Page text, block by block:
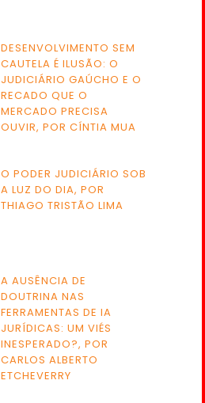
DESENVOLVIMENTO SEM
CAUTELA É ILUSÃO: O
JUDICIÁRIO GAÚCHO E O
RECADO QUE O
MERCADO PRECISA
OUVIR, POR CÍNTIA MUA
O PODER JUDICIÁRIO SOB
A LUZ DO DIA, POR
THIAGO TRISTÃO LIMA
A AUSÊNCIA DE
DOUTRINA NAS
FERRAMENTAS DE IA
JURÍDICAS: UM VIÉS
INESPERADO?, POR
CARLOS ALBERTO
ETCHEVERRY